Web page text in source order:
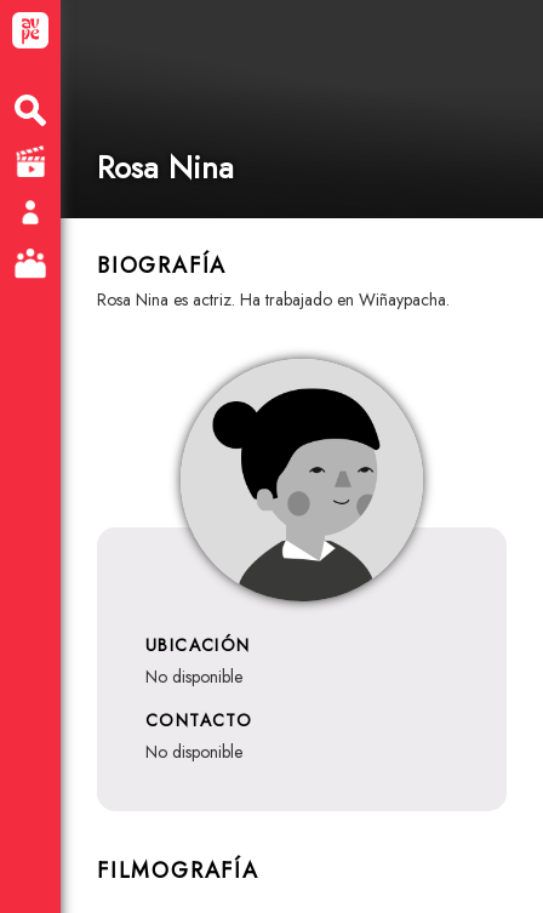
Rosa Nina
BIOGRAFÍA
Rosa Nina es actriz. Ha trabajado en Wiñaypacha.
UBICACIÓN
no disponible
CONTACTO
no disponible
FILMOGRAFÍA